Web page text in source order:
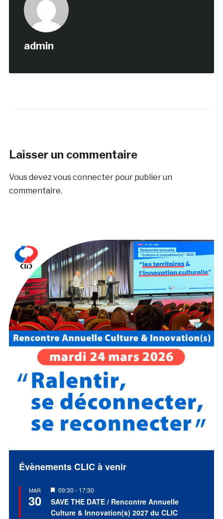
admin
Laisser un commentaire
Vous devez vous connecterpour publier un
commentaire.
Évènements CLIC à venir
MAR
30
Mis
en
avant
09:30 - 17:30
SAVE THE DATE / Rencontre Annuelle
Culture & Innovation(s) 2027 du CLIC